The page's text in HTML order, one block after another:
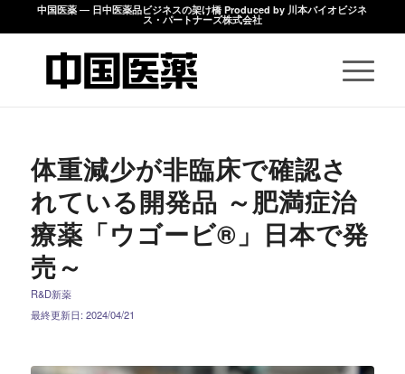
中国医薬 ― 日中医薬品ビジネスの架け橋 Produced by 川本バイオビジネ
ス・パートナーズ株式会社
体重減少が非臨床で確認さ
れている開発品 ～肥満症治
療薬「ウゴービ®」日本で発
売～
R&D新薬
最終更新日: 2024/04/21